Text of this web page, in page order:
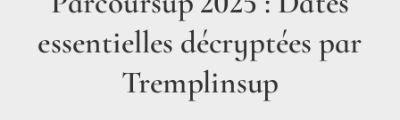
essentielles décryptées par
Tremplinsup